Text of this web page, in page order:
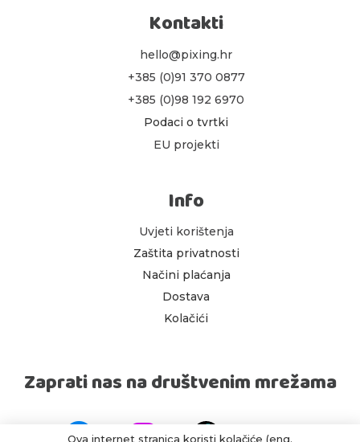
Kontakti
hello@pixing.hr
+385 (0)91 370 0877
+385 (0)98 192 6970
Podaci o tvrtki
EU projekti
Info
Uvjeti korištenja
Zaštita privatnosti
Načini plaćanja
Dostava
Kolačići
Zaprati nas na društvenim mrežama
Ova internet stranica koristi kolačiće (eng.